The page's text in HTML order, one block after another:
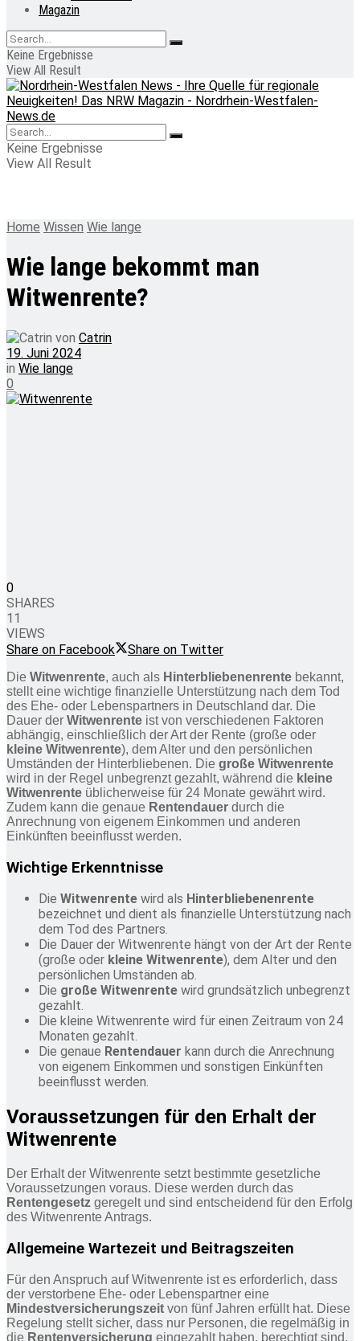
Magazin
Keine Ergebnisse
View All Result
Keine Ergebnisse
View All Result
Home Wissen Wie lange
Wie lange bekommt man
Witwenrente?
von Catrin
19. Juni 2024
in Wie lange
0
0
SHARES
11
VIEWS
Share on Facebook
Share on Twitter
Die Witwenrente, auch als Hinterbliebenenrente bekannt,
stellt eine wichtige finanzielle Unterstützung nach dem Tod
des Ehe- oder Lebenspartners in Deutschland dar. Die
Dauer der Witwenrente ist von verschiedenen Faktoren
abhängig, einschließlich der Art der Rente (große oder
kleine Witwenrente), dem Alter und den persönlichen
Umständen der Hinterbliebenen. Die große Witwenrente
wird in der Regel unbegrenzt gezahlt, während die kleine
Witwenrente üblicherweise für 24 Monate gewährt wird.
Zudem kann die genaue Rentendauer durch die
Anrechnung von eigenem Einkommen und anderen
Einkünften beeinflusst werden.
Wichtige Erkenntnisse
Die Witwenrente wird als Hinterbliebenenrente
bezeichnet und dient als finanzielle Unterstützung nach
dem Tod des Partners.
Die Dauer der Witwenrente hängt von der Art der Rente
(große oder kleine Witwenrente), dem Alter und den
persönlichen Umständen ab.
Die große Witwenrente wird grundsätzlich unbegrenzt
gezahlt.
Die kleine Witwenrente wird für einen Zeitraum von 24
Monaten gezahlt.
Die genaue Rentendauer kann durch die Anrechnung
von eigenem Einkommen und sonstigen Einkünften
beeinflusst werden.
Voraussetzungen für den Erhalt der
Witwenrente
Der Erhalt der Witwenrente setzt bestimmte gesetzliche
Voraussetzungen voraus. Diese werden durch das
Rentengesetz geregelt und sind entscheidend für den Erfolg
des Witwenrente Antrags.
Allgemeine Wartezeit und Beitragszeiten
Für den Anspruch auf Witwenrente ist es erforderlich, dass
der verstorbene Ehe- oder Lebenspartner eine
Mindestversicherungszeit von fünf Jahren erfüllt hat. Diese
Regelung stellt sicher, dass nur Personen, die regelmäßig in
die Rentenversicherung eingezahlt haben, berechtigt sind.